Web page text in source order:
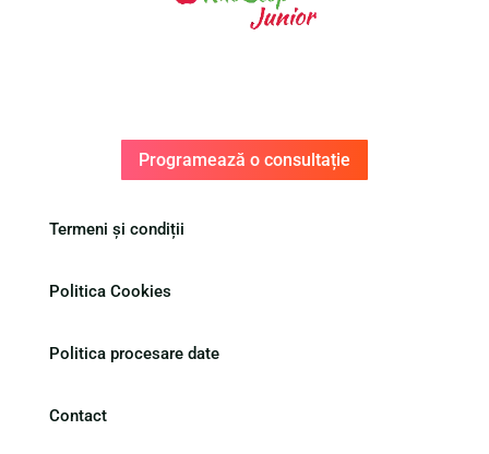
Programează o consultație
Termeni și condiții
Politica Cookies
Politica procesare date
Contact